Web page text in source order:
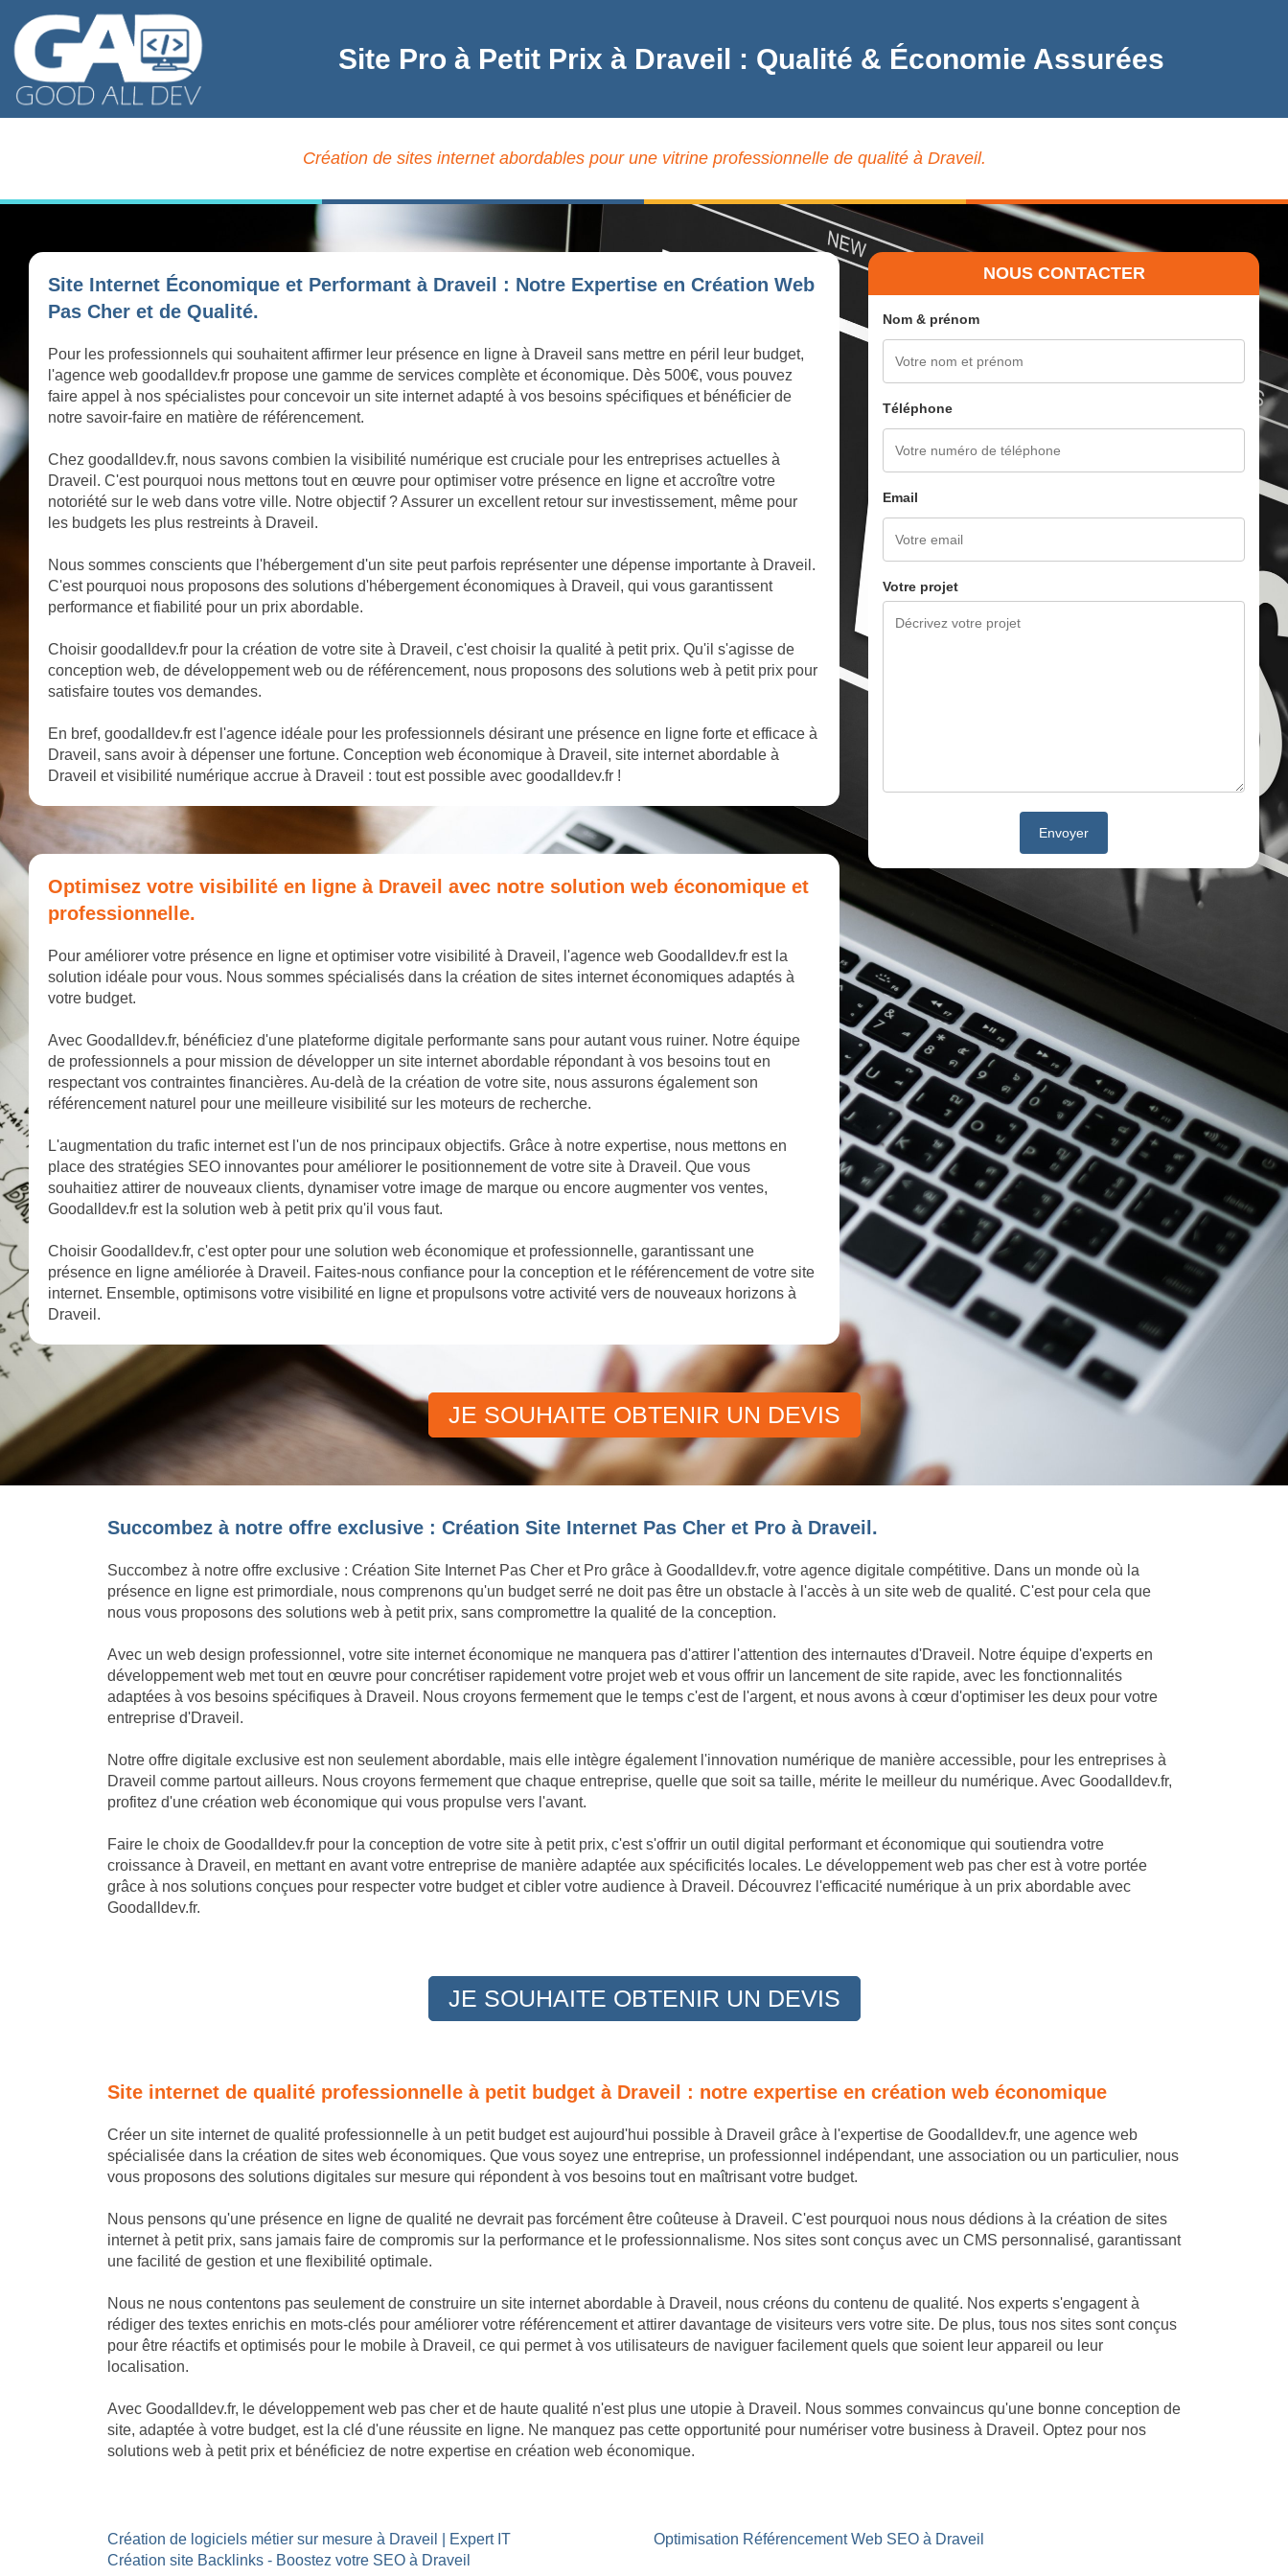
Site Pro à Petit Prix à Draveil : Qualité & Économie Assurées
Création de sites internet abordables pour une vitrine professionnelle de qualité à Draveil.
Site Internet Économique et Performant à Draveil : Notre Expertise en Création Web
Pas Cher et de Qualité.
Pour les professionnels qui souhaitent affirmer leur présence en ligne à Draveil sans mettre en péril leur budget,
l'agence web goodalldev.fr propose une gamme de services complète et économique. Dès 500€, vous pouvez
faire appel à nos spécialistes pour concevoir un site internet adapté à vos besoins spécifiques et bénéficier de
notre savoir-faire en matière de référencement.
Chez goodalldev.fr, nous savons combien la visibilité numérique est cruciale pour les entreprises actuelles à
Draveil. C'est pourquoi nous mettons tout en œuvre pour optimiser votre présence en ligne et accroître votre
notoriété sur le web dans votre ville. Notre objectif ? Assurer un excellent retour sur investissement, même pour
les budgets les plus restreints à Draveil.
Nous sommes conscients que l'hébergement d'un site peut parfois représenter une dépense importante à Draveil.
C'est pourquoi nous proposons des solutions d'hébergement économiques à Draveil, qui vous garantissent
performance et fiabilité pour un prix abordable.
Choisir goodalldev.fr pour la création de votre site à Draveil, c'est choisir la qualité à petit prix. Qu'il s'agisse de
conception web, de développement web ou de référencement, nous proposons des solutions web à petit prix pour
satisfaire toutes vos demandes.
En bref, goodalldev.fr est l'agence idéale pour les professionnels désirant une présence en ligne forte et efficace à
Draveil, sans avoir à dépenser une fortune. Conception web économique à Draveil, site internet abordable à
Draveil et visibilité numérique accrue à Draveil : tout est possible avec goodalldev.fr !
Optimisez votre visibilité en ligne à Draveil avec notre solution web économique et
professionnelle.
Pour améliorer votre présence en ligne et optimiser votre visibilité à Draveil, l'agence web Goodalldev.fr est la
solution idéale pour vous. Nous sommes spécialisés dans la création de sites internet économiques adaptés à
votre budget.
Avec Goodalldev.fr, bénéficiez d'une plateforme digitale performante sans pour autant vous ruiner. Notre équipe
de professionnels a pour mission de développer un site internet abordable répondant à vos besoins tout en
respectant vos contraintes financières. Au-delà de la création de votre site, nous assurons également son
référencement naturel pour une meilleure visibilité sur les moteurs de recherche.
L'augmentation du trafic internet est l'un de nos principaux objectifs. Grâce à notre expertise, nous mettons en
place des stratégies SEO innovantes pour améliorer le positionnement de votre site à Draveil. Que vous
souhaitiez attirer de nouveaux clients, dynamiser votre image de marque ou encore augmenter vos ventes,
Goodalldev.fr est la solution web à petit prix qu'il vous faut.
Choisir Goodalldev.fr, c'est opter pour une solution web économique et professionnelle, garantissant une
présence en ligne améliorée à Draveil. Faites-nous confiance pour la conception et le référencement de votre site
internet. Ensemble, optimisons votre visibilité en ligne et propulsons votre activité vers de nouveaux horizons à
Draveil.
NOUS CONTACTER
Nom & prénom
Téléphone
Email
Votre projet
JE SOUHAITE OBTENIR UN DEVIS
Succombez à notre offre exclusive : Création Site Internet Pas Cher et Pro à Draveil.
Succombez à notre offre exclusive : Création Site Internet Pas Cher et Pro grâce à Goodalldev.fr, votre agence digitale compétitive. Dans un monde où la
présence en ligne est primordiale, nous comprenons qu'un budget serré ne doit pas être un obstacle à l'accès à un site web de qualité. C'est pour cela que
nous vous proposons des solutions web à petit prix, sans compromettre la qualité de la conception.
Avec un web design professionnel, votre site internet économique ne manquera pas d'attirer l'attention des internautes d'Draveil. Notre équipe d'experts en
développement web met tout en œuvre pour concrétiser rapidement votre projet web et vous offrir un lancement de site rapide, avec les fonctionnalités
adaptées à vos besoins spécifiques à Draveil. Nous croyons fermement que le temps c'est de l'argent, et nous avons à cœur d'optimiser les deux pour votre
entreprise d'Draveil.
Notre offre digitale exclusive est non seulement abordable, mais elle intègre également l'innovation numérique de manière accessible, pour les entreprises à
Draveil comme partout ailleurs. Nous croyons fermement que chaque entreprise, quelle que soit sa taille, mérite le meilleur du numérique. Avec Goodalldev.fr,
profitez d'une création web économique qui vous propulse vers l'avant.
Faire le choix de Goodalldev.fr pour la conception de votre site à petit prix, c'est s'offrir un outil digital performant et économique qui soutiendra votre
croissance à Draveil, en mettant en avant votre entreprise de manière adaptée aux spécificités locales. Le développement web pas cher est à votre portée
grâce à nos solutions conçues pour respecter votre budget et cibler votre audience à Draveil. Découvrez l'efficacité numérique à un prix abordable avec
Goodalldev.fr.
JE SOUHAITE OBTENIR UN DEVIS
Site internet de qualité professionnelle à petit budget à Draveil : notre expertise en création web économique
Créer un site internet de qualité professionnelle à un petit budget est aujourd'hui possible à Draveil grâce à l'expertise de Goodalldev.fr, une agence web
spécialisée dans la création de sites web économiques. Que vous soyez une entreprise, un professionnel indépendant, une association ou un particulier, nous
vous proposons des solutions digitales sur mesure qui répondent à vos besoins tout en maîtrisant votre budget.
Nous pensons qu'une présence en ligne de qualité ne devrait pas forcément être coûteuse à Draveil. C'est pourquoi nous nous dédions à la création de sites
internet à petit prix, sans jamais faire de compromis sur la performance et le professionnalisme. Nos sites sont conçus avec un CMS personnalisé, garantissant
une facilité de gestion et une flexibilité optimale.
Nous ne nous contentons pas seulement de construire un site internet abordable à Draveil, nous créons du contenu de qualité. Nos experts s'engagent à
rédiger des textes enrichis en mots-clés pour améliorer votre référencement et attirer davantage de visiteurs vers votre site. De plus, tous nos sites sont conçus
pour être réactifs et optimisés pour le mobile à Draveil, ce qui permet à vos utilisateurs de naviguer facilement quels que soient leur appareil ou leur
localisation.
Avec Goodalldev.fr, le développement web pas cher et de haute qualité n'est plus une utopie à Draveil. Nous sommes convaincus qu'une bonne conception de
site, adaptée à votre budget, est la clé d'une réussite en ligne. Ne manquez pas cette opportunité pour numériser votre business à Draveil. Optez pour nos
solutions web à petit prix et bénéficiez de notre expertise en création web économique.
Création de logiciels métier sur mesure à Draveil | Expert IT
Création site Backlinks - Boostez votre SEO à Draveil
Optimisation Référencement Web SEO à Draveil